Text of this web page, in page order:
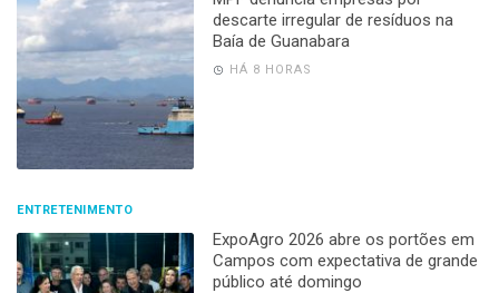
descarte irregular de resíduos na
Baía de Guanabara
HÁ 8 HORAS
ENTRETENIMENTO
ExpoAgro 2026 abre os portões em
Campos com expectativa de grande
público até domingo